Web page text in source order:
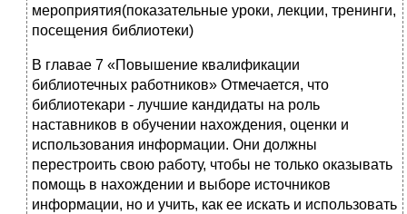
мероприятия(показательные уроки, лекции, тренинги,
посещения библиотеки)
В главае 7 «Повышение квалификации
библиотечных работников» Отмечается, что
библиотекари - лучшие кандидаты на роль
наставников в обучении нахождения, оценки и
использования информации. Они должны
перестроить свою работу, чтобы не только оказывать
помощь в нахождении и выборе источников
информации, но и учить, как ее искать и использовать